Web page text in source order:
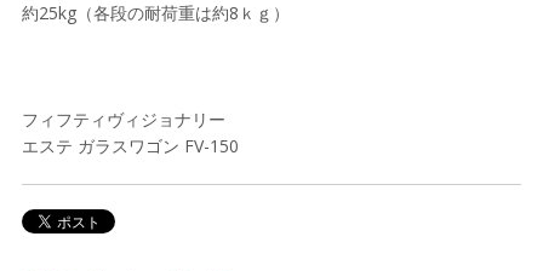
約25kg（各段の耐荷重は約8ｋｇ）
フィフティヴィジョナリー
エステ ガラスワゴン FV-150